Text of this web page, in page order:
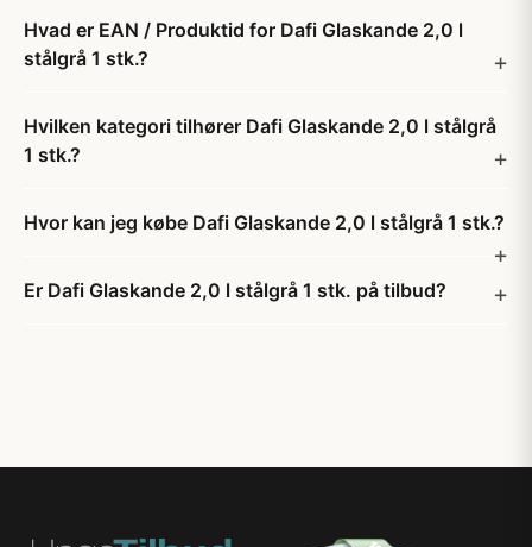
Hvad er EAN / Produktid for Dafi Glaskande 2,0 l
stålgrå 1 stk.?
Hvilken kategori tilhører Dafi Glaskande 2,0 l stålgrå
1 stk.?
Hvor kan jeg købe Dafi Glaskande 2,0 l stålgrå 1 stk.?
Er Dafi Glaskande 2,0 l stålgrå 1 stk. på tilbud?